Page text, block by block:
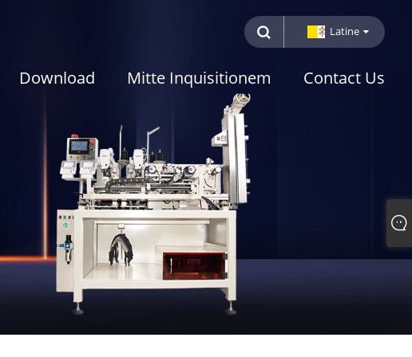
Latine
Download Mitte Inquisitionem Contact Us